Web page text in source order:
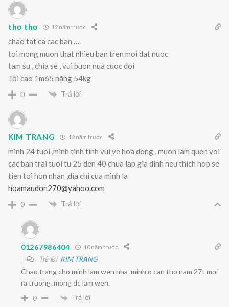
thơ thơ 12 năm trước
chao tat ca cac ban ….
toi mong muon that nhieu ban tren moi dat nuoc
tam su , chia se , vui buon nua cuoc doi
Tôi cao 1m65 nặng 54kg
0 Trả lời
KIM TRANG 12 năm trước
minh 24 tuoi ,minh tinh tinh vui ve hoa dong , muon lam quen voi
cac ban trai tuoi tu 25 den 40 chua lap gia dinh neu thich hop se
tien toi hon nhan ,dia chi cua minh la
hoamaudon270@yahoo.com
0 Trả lời
01267986404 10 năm trước
Trả lời KIM TRANG
Chao trang cho minh lam wen nha .minh o can tho nam 27t moi
ra truong .mong dc lam wen.
0 Trả lời